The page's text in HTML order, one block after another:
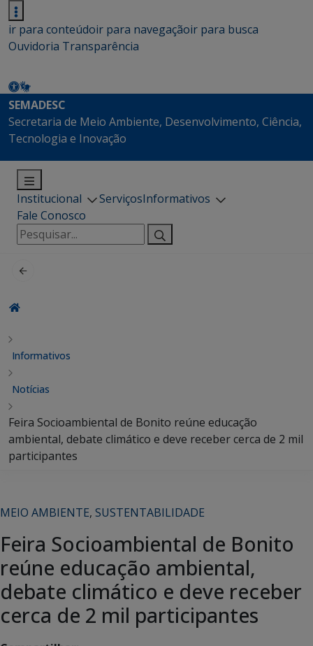
ir para conteúdoir para navegaçãoir para busca
Ouvidoria Transparência
SEMADESC
Secretaria de Meio Ambiente, Desenvolvimento, Ciência,
Tecnologia e Inovação
Institucional ServiçosInformativos
Fale Conosco
Pesquisar
por:
Informativos
Notícias
Feira Socioambiental de Bonito reúne educação
ambiental, debate climático e deve receber cerca de 2 mil
participantes
MEIO AMBIENTE, SUSTENTABILIDADE
Feira Socioambiental de Bonito
reúne educação ambiental,
debate climático e deve receber
cerca de 2 mil participantes